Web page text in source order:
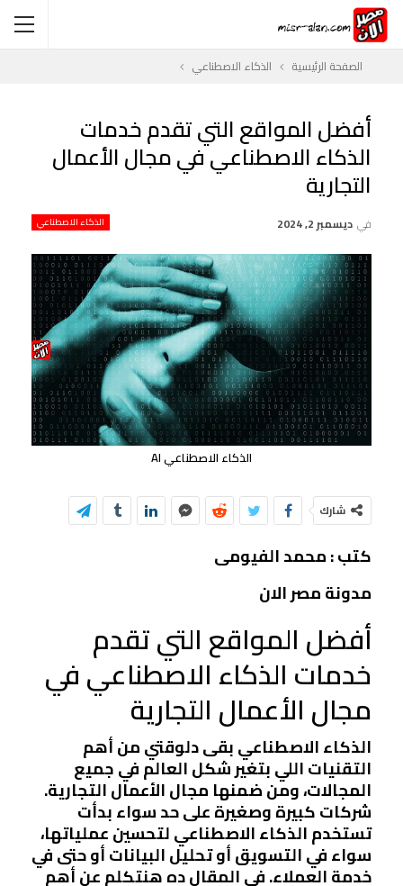
الصفحة الرئيسية الذكاء الاصطناعي
أفضل المواقع التي تقدم خدمات
الذكاء الاصطناعي في مجال الأعمال
التجارية
الذكاء الاصطناعي في ديسمبر 2, 2024
الذكاء الاصطناعي AI
شارك
كتب : محمد الفيومى
مدونة مصر الان
أفضل المواقع التي تقدم
خدمات الذكاء الاصطناعي في
مجال الأعمال التجارية
الذكاء الاصطناعي بقى دلوقتي من أهم
التقنيات اللي بتغير شكل العالم في جميع
المجالات، ومن ضمنها مجال الأعمال التجارية.
شركات كبيرة وصغيرة على حد سواء بدأت
تستخدم الذكاء الاصطناعي لتحسين عملياتها،
سواء في التسويق أو تحليل البيانات أو حتى في
خدمة العملاء. في المقال ده هنتكلم عن أهم